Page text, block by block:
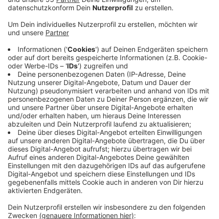
Anzeige
Darauf macht die Wirtschaftsförderung Kreis Kleve
aufmerksam. Demnach stehen auch in diesem Jahr
nicht nur die sportliche Bewegung, sondern vor allem
der Erlebnischarakter im Mittelpunkt. Die Teilnehmer
erwartet ein abwechslungsreiches Programm mit
insgesamt 29 Routen auf deutscher und
niederländischer Seite. Neu ist in diesem Jahr ein
Fotowettbewerb, bei dem die Radler ihre schönsten
Impressionen vom Raderlebnistag festhalten und
einreichen können. Als Hauptpreis winkt die
NiederrheinCard mit einer Gültigkeit von einem Jahr.
www.raderlebnistag-niederrhein.de